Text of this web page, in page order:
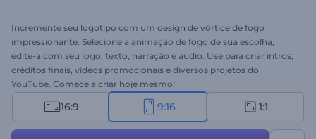
Incremente seu logotipo com um design de vórtice de fogo
impressionante. Selecione a animação de fogo de sua escolha,
edite-a com seu logo, texto, narração e áudio. Use para criar intros,
créditos finais, vídeos promocionais e diversos projetos do
YouTube. Comece a criar hoje mesmo!
16:9 9:16 1:1